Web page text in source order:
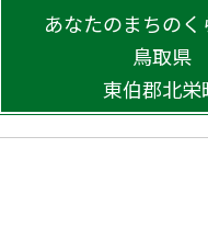
あなたのまちの
鳥取県
東伯郡北栄